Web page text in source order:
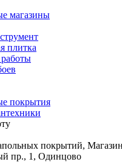
магазины
плитка
покрытия
покрытий,
пр., 1, Одинцово